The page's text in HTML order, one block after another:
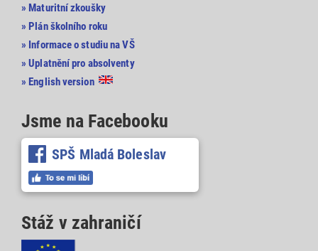
» Maturitní zkoušky
» Plán školního roku
» Informace o studiu na VŠ
» Uplatnění pro absolventy
» English version
Jsme na Facebooku
SPŠ Mladá Boleslav
Stáž v zahraničí